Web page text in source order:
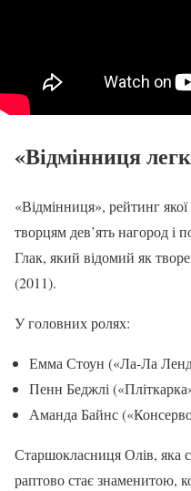
«Відмінниця
«Відмінниця», рейтинг
творцям дев’ять нагород і
Глак, який відомий як
(2011).
У головних ролях:
Емма Стоун («Ла-Ла
Пенн Беджлі
Аманда Байнс
Старшокласниця Олів, яка
раптово стає знаменитою,